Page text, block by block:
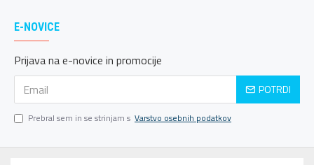
E-NOVICE
Prijava na e-novice in promocije
POTRDI
Prebral sem in se strinjam s Varstvo osebnih podatkov